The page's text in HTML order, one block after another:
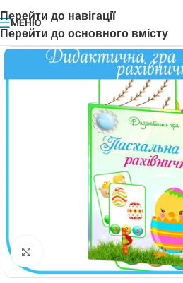
Перейти до навігації
Перейти до основного вмісту
МЕНЮ
Натисніть, щоб збільшити